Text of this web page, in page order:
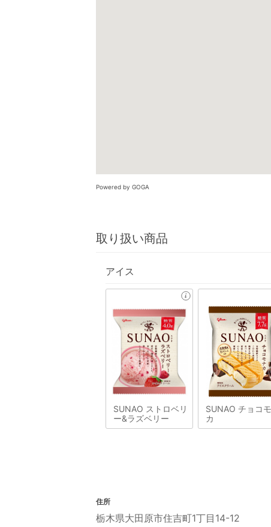
Powered by GOGA
取り扱い商品
アイス
SUNAO ストロベリ
ー&ラズベリー
SUNAO チョコ
カ
住所
栃木県大田原市住吉町1丁目14-12